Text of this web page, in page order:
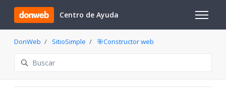
Saltar al contenido principal
Centro de Ayuda
Abrir/
DonWeb SitioSimple 🎯Constructor web
Búsqueda